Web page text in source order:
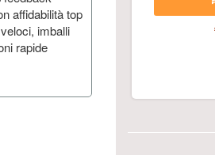
affidabilità top
imballi
rapide